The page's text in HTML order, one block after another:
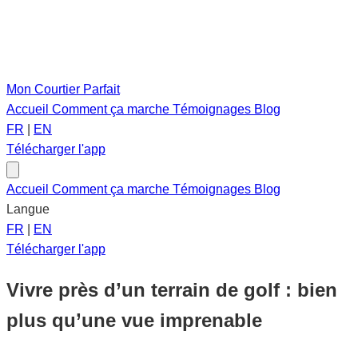
Mon Courtier Parfait
Accueil Comment ça marche Témoignages Blog
FR
EN
Télécharger l'app
Accueil Comment ça marche Témoignages Blog
Langue
FR
EN
Télécharger l'app
Vivre près d’un terrain de golf : bien
plus qu’une vue imprenable